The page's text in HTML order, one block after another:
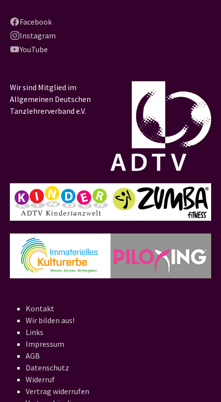
Facebook
Instagram
YouTube
Wir sind Mitglied im
Allgemeinen Deutschen
Tanzlehrerverband e.V.
Kontakt
Wir bilden aus!
Links
Impressum
AGB
Datenschutz
Widerruf
Vertrag widerrufen